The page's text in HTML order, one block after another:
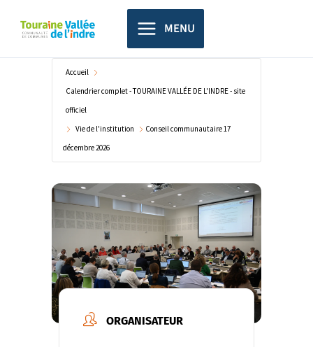
principal
MENU
Accueil
Calendrier complet - TOURAINE VALLÉE DE L'INDRE - site
officiel
Vie de l'institution
Conseil communautaire 17
décembre 2026
ORGANISATEUR